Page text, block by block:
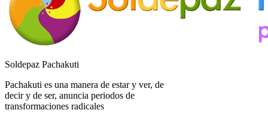
Soldepaz Pachakuti
Pachakuti es una manera de estar y ver, de
decir y de ser, anuncia periodos de
transformaciones radicales